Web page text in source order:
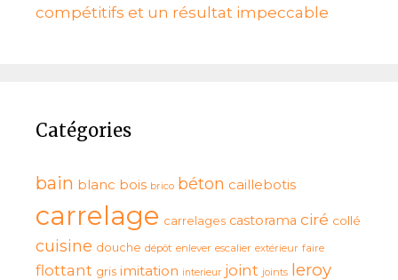
compétitifs et un résultat impeccable
Catégories
bain blanc bois brico béton caillebotis
carrelage carrelages castorama ciré collé
cuisine douche dépôt enlever escalier extérieur faire
flottant gris imitation interieur joint joints leroy